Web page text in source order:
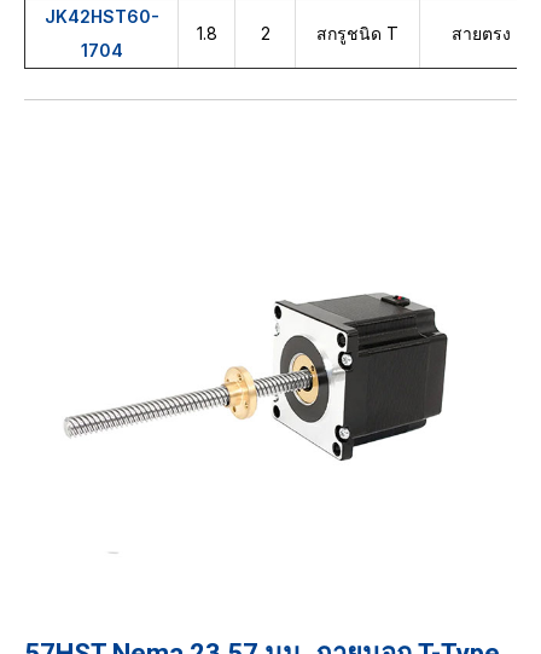
JK42HST60-
1704
1.8 2 สกรูชนิด T สายตรง